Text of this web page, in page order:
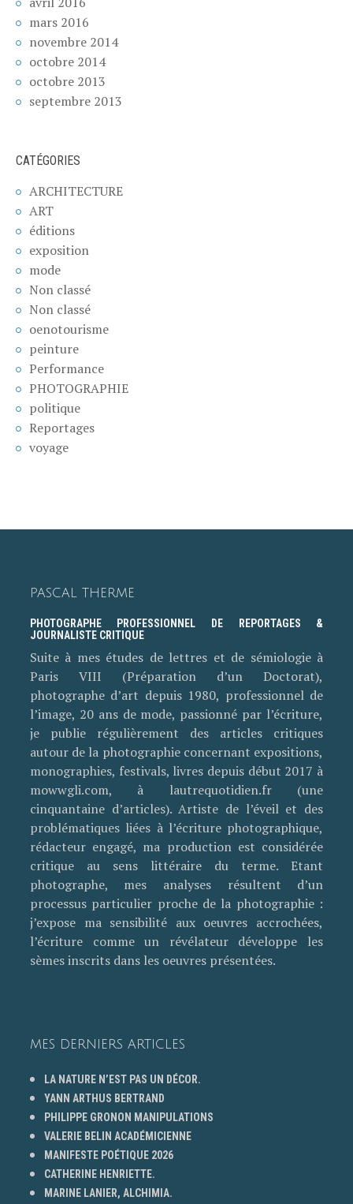
mars 2016
novembre 2014
octobre 2014
octobre 2013
septembre 2013
CATÉGORIES
ARCHITECTURE
ART
éditions
exposition
mode
Non classé
Non classé
oenotourisme
peinture
Performance
PHOTOGRAPHIE
politique
Reportages
voyage
PASCAL THERME
PHOTOGRAPHE PROFESSIONNEL DE REPORTAGES &
JOURNALISTE CRITIQUE
Suite à mes études de lettres et de sémiologie à
Paris VIII (Préparation d’un Doctorat),
photographe d’art depuis 1980, professionnel de
l’image, 20 ans de mode, passionné par l’écriture,
je publie régulièrement des articles critiques
autour de la photographie concernant expositions,
monographies, festivals, livres depuis début 2017 à
mowwgli.com, à lautrequotidien.fr (une
cinquantaine d’articles). Artiste de l’éveil et des
problématiques liées à l’écriture photographique,
rédacteur engagé, ma production est considérée
critique au sens littéraire du terme. Etant
photographe, mes analyses résultent d’un
processus particulier proche de la photographie :
j’expose ma sensibilité aux oeuvres accrochées,
l’écriture comme un révélateur développe les
sèmes inscrits dans les oeuvres présentées.
MES DERNIERS ARTICLES
LA NATURE N’EST PAS UN DÉCOR.
YANN ARTHUS BERTRAND
PHILIPPE GRONON MANIPULATIONS
VALERIE BELIN ACADÉMICIENNE
MANIFESTE POÉTIQUE 2026
CATHERINE HENRIETTE.
MARINE LANIER, ALCHIMIA.